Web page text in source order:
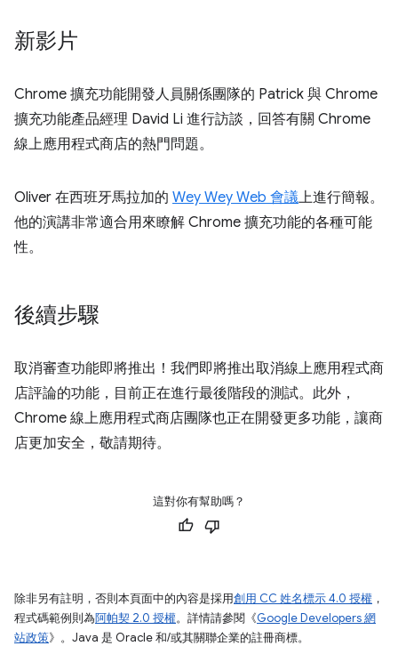
新影片
Chrome 擴充功能開發人員關係團隊的 Patrick 與 Chrome
擴充功能產品經理 David Li 進行訪談，回答有關 Chrome
線上應用程式商店的熱門問題。
Oliver 在西班牙馬拉加的 Wey Wey Web 會議上進行簡報。
他的演講非常適合用來瞭解 Chrome 擴充功能的各種可能
性。
後續步驟
取消審查功能即將推出！我們即將推出取消線上應用程式商
店評論的功能，目前正在進行最後階段的測試。此外，
Chrome 線上應用程式商店團隊也正在開發更多功能，讓商
店更加安全，敬請期待。
這對你有幫助嗎？
除非另有註明，否則本頁面中的內容是採用創用 CC 姓名標示 4.0 授權 ，
程式碼範例則為阿帕契 2.0 授權。詳情請參閱《Google Developers 網
站政策》。Java 是 Oracle 和/或其關聯企業的註冊商標。